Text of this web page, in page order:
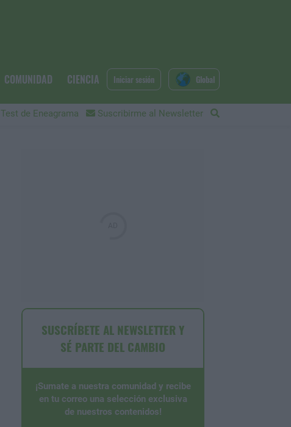
COMUNIDAD CIENCIA
Test de Eneagrama Suscribirme al Newsletter
Iniciar sesión Global
SUSCRÍBETE AL NEWSLETTER Y
SÉ PARTE DEL CAMBIO
¡Sumate a nuestra comunidad y recibe
en tu correo una selección exclusiva
de nuestros contenidos!